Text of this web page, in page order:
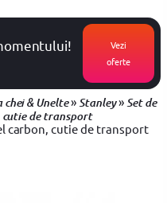
Vezi
oferte
chei & Unelte»Stanley»Set de
cutie de transport
carbon, cutie de transport